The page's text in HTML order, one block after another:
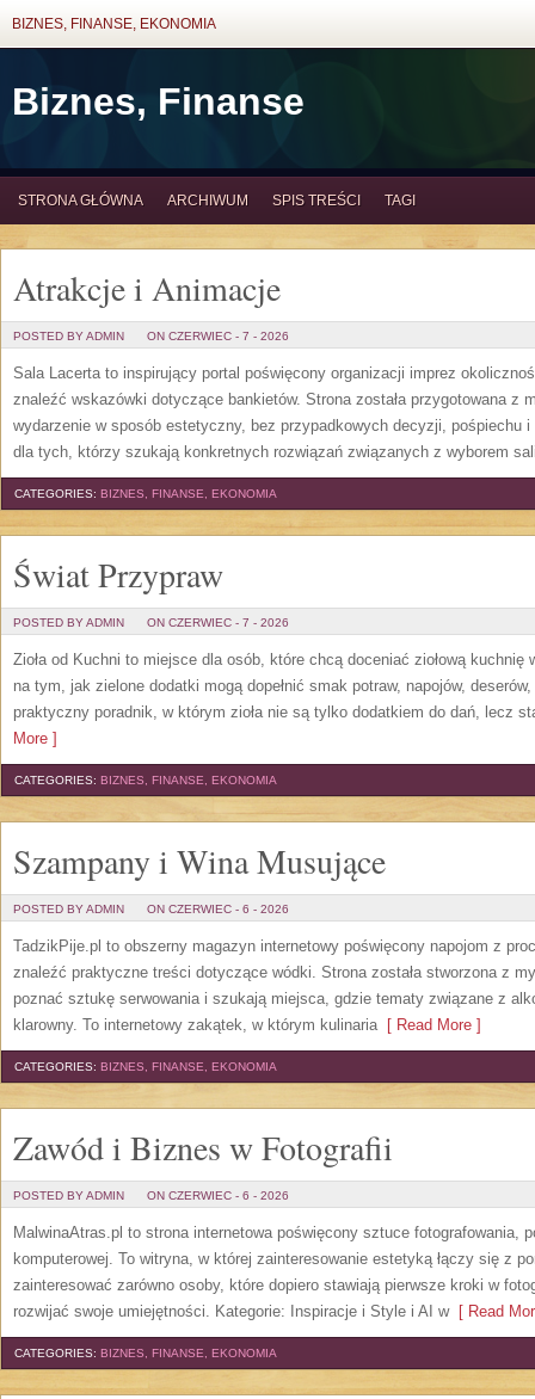
BIZNES, FINANSE, EKONOMIA
Biznes, Finanse
STRONA GŁÓWNA ARCHIWUM SPIS TREŚCI TAGI
Atrakcje i Animacje
POSTED BY ADMIN ON CZERWIEC - 7 - 2026
Sala Lacerta to inspirujący portal poświęcony organizacji imprez
znaleźć wskazówki dotyczące bankietów. Strona została przygotowana z
wydarzenie w sposób estetyczny, bez przypadkowych decyzji, pośpiechu
dla tych, którzy szukają konkretnych rozwiązań związanych z wyborem
CATEGORIES: BIZNES, FINANSE, EKONOMIA
Świat Przypraw
POSTED BY ADMIN ON CZERWIEC - 7 - 2026
Zioła od Kuchni to miejsce dla osób, które chcą doceniać ziołową
na tym, jak zielone dodatki mogą dopełnić smak potraw, napojów,
praktyczny poradnik, w którym zioła nie są tylko dodatkiem do dań, lecz
More ]
CATEGORIES: BIZNES, FINANSE, EKONOMIA
Szampany i Wina Musujące
POSTED BY ADMIN ON CZERWIEC - 6 - 2026
TadzikPije.pl to obszerny magazyn internetowy poświęcony napojom z
znaleźć praktyczne treści dotyczące wódki. Strona została stworzona z
poznać sztukę serwowania i szukają miejsca, gdzie tematy związane z
klarowny. To internetowy zakątek, w którym kulinaria[ Read More ]
CATEGORIES: BIZNES, FINANSE, EKONOMIA
Zawód i Biznes w Fotografii
POSTED BY ADMIN ON CZERWIEC - 6 - 2026
MalwinaAtras.pl to strona internetowa poświęcony sztuce fotografowania,
komputerowej. To witryna, w której zainteresowanie estetyką łączy się z
zainteresować zarówno osoby, które dopiero stawiają pierwsze kroki w
rozwijać swoje umiejętności. Kategorie: Inspiracje i Style i AI w[ Read
CATEGORIES: BIZNES, FINANSE, EKONOMIA